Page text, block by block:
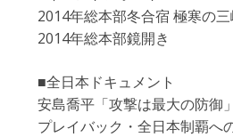
2014年総本部冬合宿 極寒の
2014年総本部鏡開き
■全日本ドキュメント
安島喬平「攻撃は最大の防御」
プレイバック・全日本制覇へ